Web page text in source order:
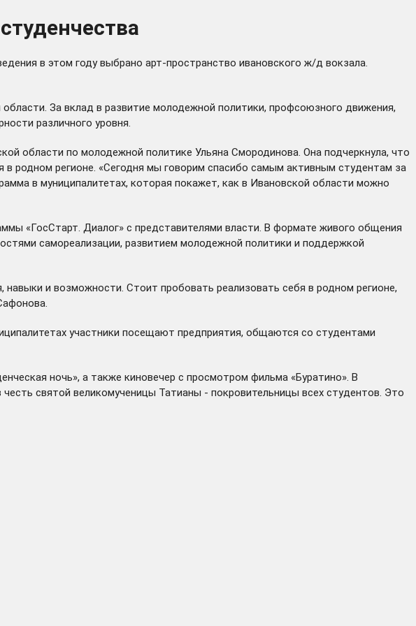
в этом году выбрано арт-пространство ивановского ж/д вокзала.
За вклад в развитие молодежной политики, профсоюзного движения,
различного уровня.
области по молодежной политике Ульяна Смородинова. Она подчеркнула, что
родном регионе. «Сегодня мы говорим спасибо самым активным студентам за
в муниципалитетах, которая покажет, как в Ивановской области можно
«ГосСтарт. Диалог» с представителями власти. В формате живого общения
самореализации, развитием молодежной политики и поддержкой
и возможности. Стоит пробовать реализовать себя в родном регионе,
участники посещают предприятия, общаются со студентами
ночь», а также киновечер с просмотром фильма «Буратино». В
святой великомученицы Татианы - покровительницы всех студентов. Это